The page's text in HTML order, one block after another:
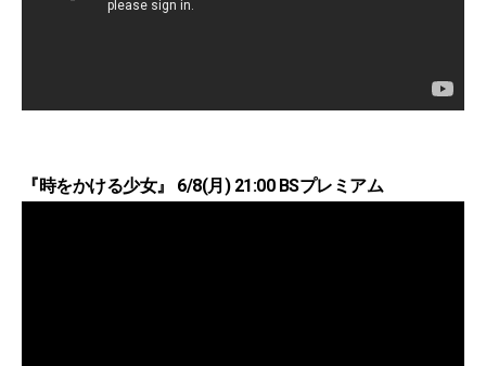
『時をかける少女』 6/8(月) 21:00 BSプレミアム